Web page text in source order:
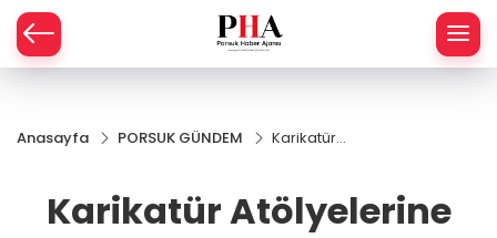
Anasayfa PORSUK GÜNDEM
Karikatür
Başlıyor
Karikatür Atölyelerine